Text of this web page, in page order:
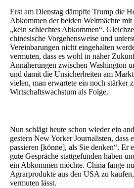
Erst am Dienstag dämpfte Trump die
Abkommen der beiden Weltmächte
„kein schlechtes Abkommen“.
chinesische Vorgehensweise und
Vereinbarungen nicht eingehalten
vermuten, dass es wohl in naher
Annäherungen zwischen Washington
und damit die Unsicherheiten am
vielen, man erwartete ein noch stärker
Wirtschaftswachstum als Folge.
Nun schlägt heute schon wieder ein
gestern New Yorker Journalisten, dass
passieren [könne], als Sie denken“. Er
gute Gespräche stattgefunden haben
ein Abkommen möchte. China fange
Agrarprodukte aus den USA zu
vermuten lässt.